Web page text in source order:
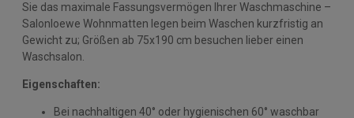
Sie das maximale Fassungsvermögen Ihrer Waschmaschine –
Salonloewe Wohnmatten legen beim Waschen kurzfristig an
Gewicht zu; Größen ab 75x190 cm besuchen lieber einen
Waschsalon.
Eigenschaften:
Bei nachhaltigen 40° oder hygienischen 60° waschbar